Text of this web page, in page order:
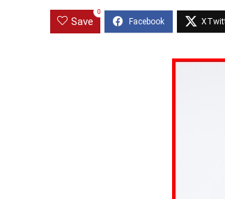
Save
0